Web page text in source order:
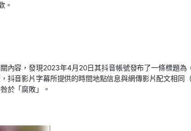
。
內容，發現2023年4月20日其抖音帳號發布了一條標題為
抖音影片字幕所提供的時間地點信息與網傳影片配文相同
咎於「腐敗」。